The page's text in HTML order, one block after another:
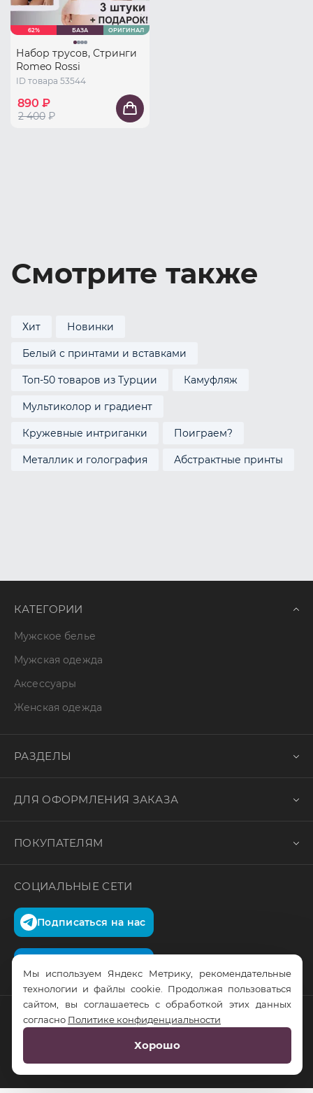
62% БАЗА ОРИГИНАЛ
Набор трусов, Стринги
Romeo Rossi
ID товара 53544
890 ₽
2 400 ₽
Смотрите также
Хит Новинки
Белый с принтами и вставками
Топ-50 товаров из Турции Камуфляж
Мультиколор и градиент
Кружевные интриганки Поиграем?
Металлик и голография Абстрактные принты
КАТЕГОРИИ
Мужское белье
Мужская одежда
Аксессуары
Женская одежда
РАЗДЕЛЫ
ДЛЯ ОФОРМЛЕНИЯ ЗАКАЗА
ПОКУПАТЕЛЯМ
СОЦИАЛЬНЫЕ СЕТИ
Подписаться на нас
© RusTrus. 2011-2026. Все права защищены
RS Digital
Мы используем Яндекс Метрику, рекомендательные
технологии и файлы cookie. Продолжая пользоваться
сайтом, вы соглашаетесь с обработкой этих данных
согласно Политике конфиденциальности
Хорошо